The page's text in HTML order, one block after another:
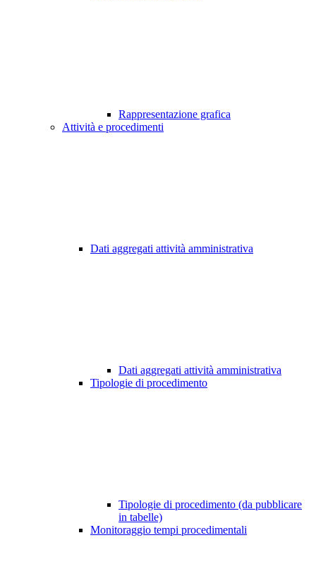
Rappresentazione grafica
Attività e procedimenti
Dati aggregati attività amministrativa
Dati aggregati attività amministrativa
Tipologie di procedimento
Tipologie di procedimento (da pubblicare
in tabelle)
Monitoraggio tempi procedimentali